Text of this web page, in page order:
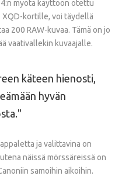
myötä käyttöön otettu
XQD-kortille, voi täydellä
200 RAW-kuvaa. Tämä on jo
vaativallekin kuvaajalle.
käteen hienosti,
hyvän
ja valittavina on
näissä mörssäreissä on
samoihin aikoihin.